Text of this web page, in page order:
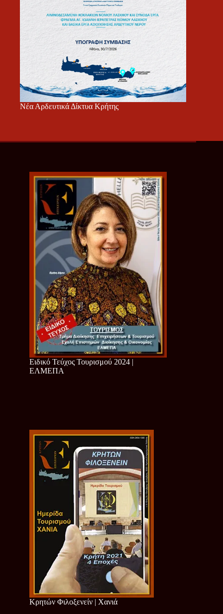
Νέα Αρδευτικά Δίκτυα Κρήτης
Ειδικό Τεύχος Τουρισμού 2024 |
ΕΛΜΕΠΑ
Κρητών Φιλοξενείν | Χανιά